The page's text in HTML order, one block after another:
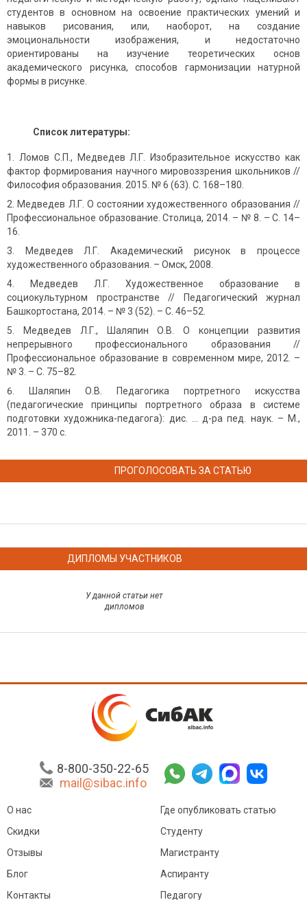
студентов в основном на освоение практических умений и
навыков рисования, или, наоборот, на создание
эмоциональности изображения, и недостаточно
ориентированы на изучение теоретических основ
академического рисунка, способов гармонизации натурной
формы в рисунке.
Список литературы:
Ломов С.П., Медведев Л.Г. Изобразительное искусство как
фактор формирования научного мировоззрения школьников //
Философия образования. 2015. № 6 (63). С. 168–180.
Медведев Л.Г. О состоянии художественного образования //
Профессиональное образование. Столица, 2014. – № 8. – С. 14–
16.
Медведев Л.Г. Академический рисунок в процессе
художественного образования. – Омск, 2008.
Медведев Л.Г. Художественное образование в
социокультурном пространстве // Педагогический журнал
Башкортостана, 2014. – № 3 (52). – С. 46–52.
Медведев Л.Г., Шаляпин О.В. О концепции развития
непрерывного профессионального образования //
Профессиональное образование в современном мире, 2012. –
№ 3. – С. 75–82.
Шаляпин О.В. Педагогика портретного искусства
(педагогические принципы портретного образа в системе
подготовки художника-педагога): дис. ... д-ра пед. наук. – М.,
2011. – 370 с.
ПРОГОЛОСОВАТЬ ЗА СТАТЬЮ
ДИПЛОМЫ УЧАСТНИКОВ
У данной статьи нет
дипломов
8-800-350-22-65
mail@sibac.info
О нас
Скидки
Отзывы
Блог
Контакты
Где опубликовать статью
Студенту
Магистранту
Аспиранту
Педагогу